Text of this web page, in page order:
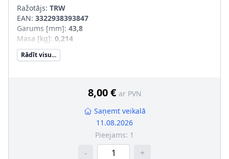
Ražotājs: TRW
EAN: 3322938393847
Garums [mm]: 43,8
Masa [kg]: 0,214
Materiāls:Tērauds
Iekšējais diametrs [mm]
Informācija nav pieejama, lūdzu, griezieties pie
Rādīt visu...
8,00 € ar PVN
Saņemt veikalā
11.08.2026
Pieejams: 1
- +